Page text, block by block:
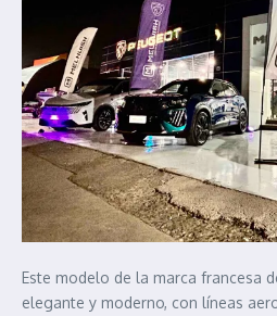
Este modelo de la marca francesa
elegante y moderno, con líneas